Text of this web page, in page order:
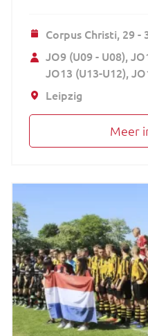
Corpus Christi, 29 -
JO9 (U09 - U08)
JO13 (U13-U12)
Leipzig
Meer